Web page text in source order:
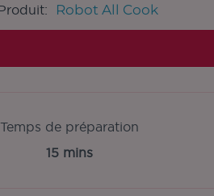
Robot All Cook
Temps de préparation
15 mins